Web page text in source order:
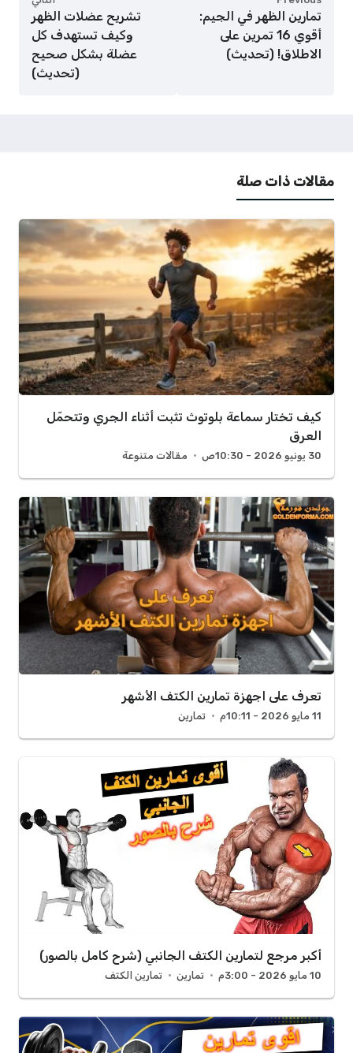
تمارين الظهر في الجيم:
أقوي 16 تمرين على
الاطلاق! (تحديث)
تشريح عضلات الظهر
وكيف تستهدف كل
عضلة بشكل صحيح
(تحديث)
مقالات ذات صلة
كيف تختار سماعة بلوتوث تثبت أثناء الجري وتتحمّل
العرق
30 يونيو 2026 - 10:30ص مقالات متنوعة
تعرف على اجهزة تمارين الكتف الأشهر
11 مايو 2026 - 10:11م تمارين
أكبر مرجع لتمارين الكتف الجانبي (شرح كامل بالصور)
10 مايو 2026 - 3:00م تمارين تمارين الكتف